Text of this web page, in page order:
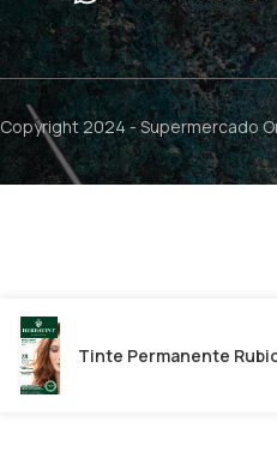
Copyright 2024 -Supermercado
Tinte Permanente